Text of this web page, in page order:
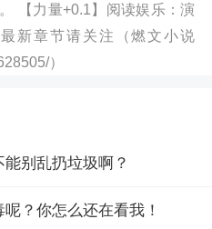
【力量+0.1】阅读娱乐：演
新章节请关注（燃文小说
）
别乱扔垃圾啊？
？你怎么还在看我！